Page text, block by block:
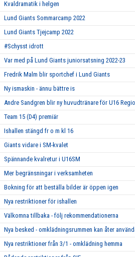
Kvaldramatik i helgen
Lund Giants Sommarcamp 2022
Lund Giants Tjejcamp 2022
#Schysst idrott
Var med på Lund Giants juniorsatsning 2022-23
Fredrik Malm blir sportchef i Lund Giants
Ny ismaskin - ännu bättre is
Andre Sandgren blir ny huvudtränare för U16
Team 15 (D4) premiär
Ishallen stängd fr o m kl 16
Giants vidare i SM-kvalet
Spännande kvalretur i U16SM
Mer begränsningar i verksamheten
Bokning för att beställa bilder är öppen igen
Nya restriktioner för ishallen
Välkomna tillbaka - följ rekommendationerna
Nya besked - omklädningsrummen kan åter
Nya restriktioner från 3/1 - omklädning hemma